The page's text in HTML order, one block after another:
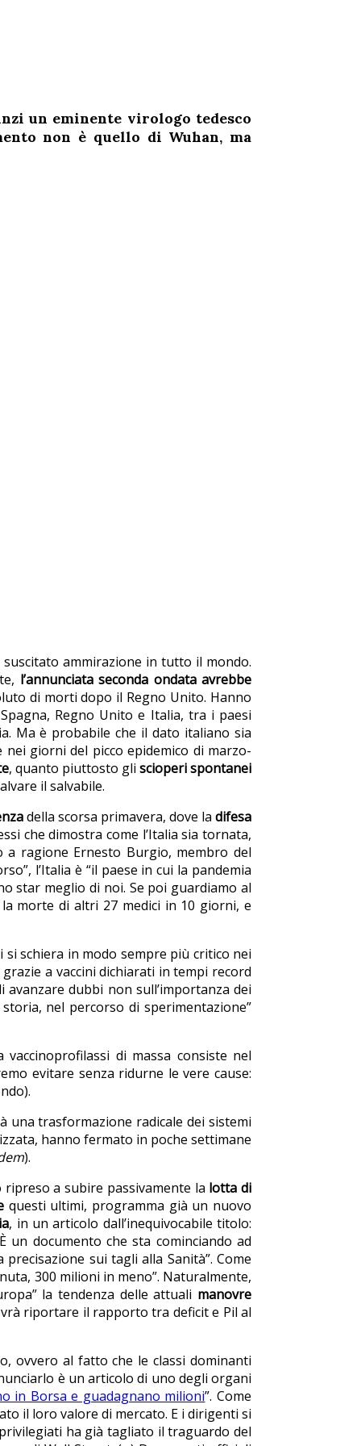
un eminente virologo tedesco
non è quello di Wuhan, ma
suscitato ammirazione in tutto il mondo.
l’annunciata seconda ondata avrebbe
di morti dopo il Regno Unito. Hanno
Regno Unito e Italia, tra i paesi
Ma è probabile che il dato italiano sia
giorni del picco epidemico di marzo-
, quanto piuttosto gli scioperi spontanei
il salvabile.
della scorsa primavera, dove la difesa
che dimostra come l’Italia sia tornata,
a ragione Ernesto Burgio, membro del
l’Italia è “il paese in cui la pandemia
star meglio di noi. Se poi guardiamo al
morte di altri 27 medici in 10 giorni, e
schiera in modo sempre più critico nei
a vaccini dichiarati in tempi record
dubbi non sull’importanza dei
nel percorso di sperimentazione”
di massa consiste nel
evitare senza ridurne le vere cause:
una trasformazione radicale dei sistemi
hanno fermato in poche settimane
).
a subire passivamente la lotta di
questi ultimi, programma già un nuovo
, in un articolo dall’inequivocabile titolo:
un documento che sta cominciando ad
sui tagli alla Sanità”. Come
300 milioni in meno”. Naturalmente,
la tendenza delle attuali manovre
riportare il rapporto tra deficit e Pil al
ovvero al fatto che le classi dominanti
è un articolo di uno degli organi
in Borsa e guadagnano milioni”. Come
il loro valore di mercato. E i dirigenti si
ha già tagliato il traguardo del